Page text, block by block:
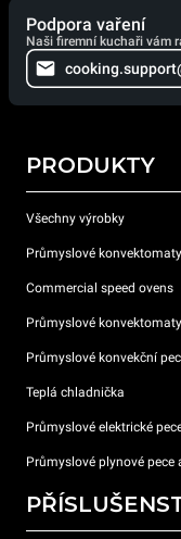
Podpora vaření
Naši firemní kuchaři vám
PRODUKTY
Všechny výrobky
Průmyslové konvektomaty
Commercial speed ovens
Průmyslové
Průmyslové konvekční
Teplá chladnička
Průmyslové elektrické
Průmyslové plynové pece